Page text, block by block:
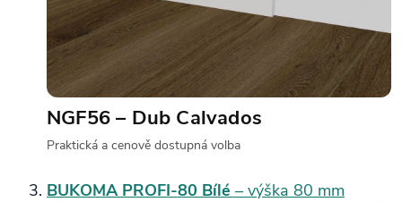
NGF56 – Dub Calvados
Praktická a cenově dostupná volba
BUKOMA PROFI‑80 Bílé – výška 80 mm